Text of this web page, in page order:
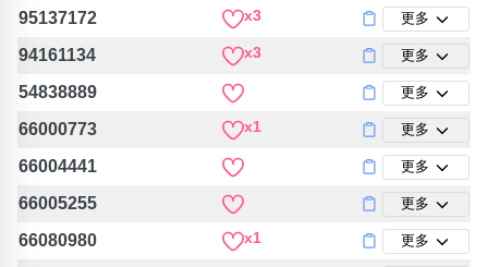
95137172 x3 更多
94161134 x3 更多
54838889 更多
66000773 x1 更多
66004441 更多
66005255 更多
66080980 x1 更多